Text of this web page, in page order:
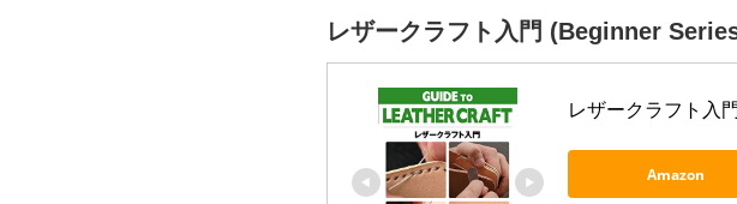
レザークラフト入門 (Beginner
レザークラフト入
Amazon